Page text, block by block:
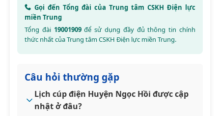
Gọi đến Tổng đài của Trung tâm CSKH Điện lực
miền Trung
Tổng đài 19001909để sử dụng đầy đủ thông tin chính
thức nhất của Trung tâm CSKH Điện lực miền Trung.
Câu hỏi thường gặp
Lịch cúp điện Huyện Ngọc Hồi được cập
nhật ở đâu?